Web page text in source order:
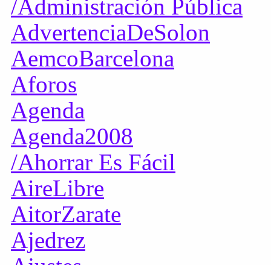
/Administración Pública
AdvertenciaDeSolon
AemcoBarcelona
Aforos
Agenda
Agenda2008
/Ahorrar Es Fácil
AireLibre
AitorZarate
Ajedrez